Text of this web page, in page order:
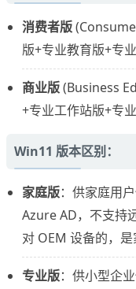
消费者版
版+专业教育版+专
商业版(Business
+专业工作站版+专
Win11 版本区别：
家庭版：供家庭用
Azure AD，不支持
对 OEM 设备的，是
专业版：供小型企